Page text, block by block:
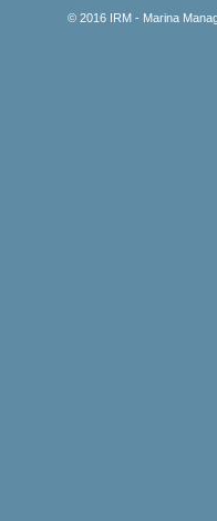
© 2016 IRM - Marina